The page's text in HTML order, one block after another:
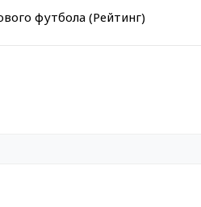
футбола (Рейтинг)